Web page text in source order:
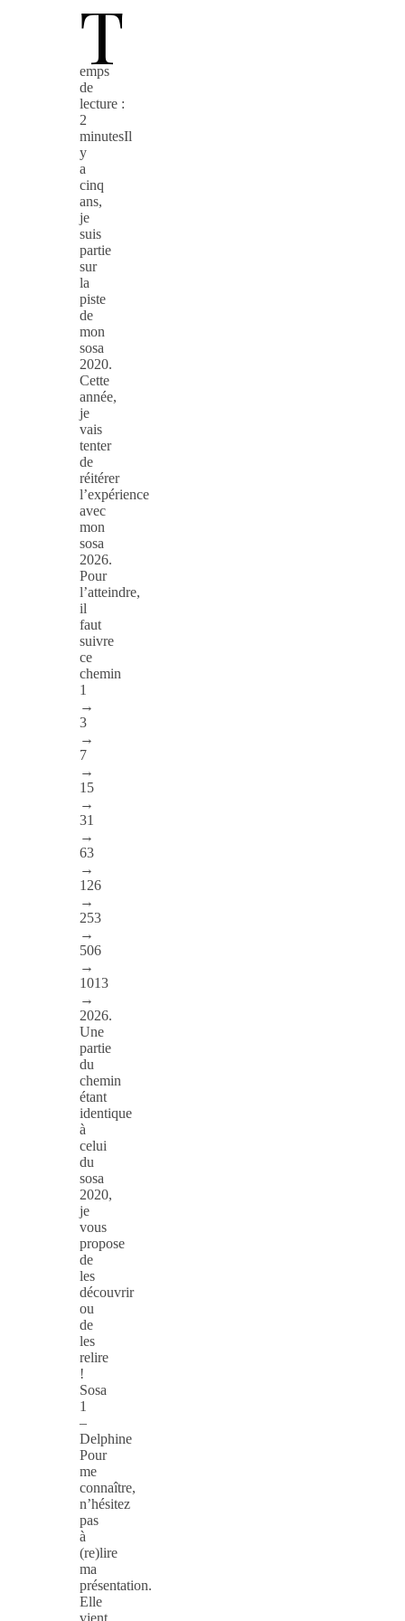
T
emps
de
lecture :
2
minutesIl
y
a
cinq
ans,
je
suis
partie
sur
la
piste
de
mon
sosa
2020.
Cette
année,
je
vais
tenter
de
réitérer
l’expérience
avec
mon
sosa
2026.
Pour
l’atteindre,
il
faut
suivre
ce
chemin
1
→
3
→
7
→
15
→
31
→
63
→
126
→
253
→
506
→
1013
→
2026.
Une
partie
du
chemin
étant
identique
à
celui
du
sosa
2020,
je
vous
propose
de
les
découvrir
ou
de
les
relire
!
Sosa
1
–
Delphine
Pour
me
connaître,
n’hésitez
pas
à
(re)lire
ma
présentation.
Elle